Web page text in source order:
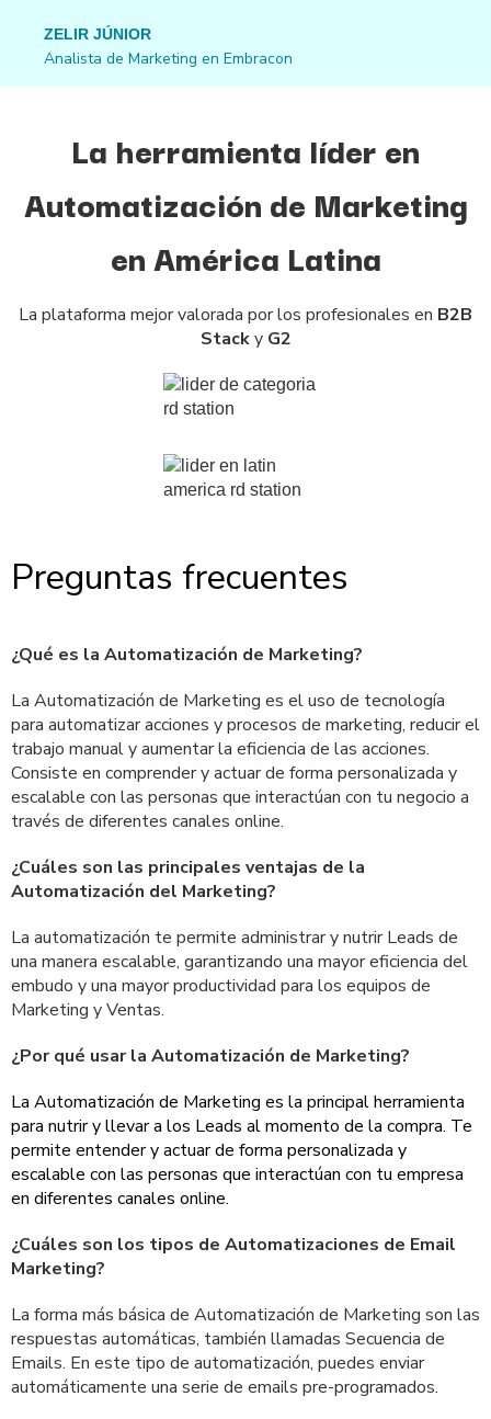
ZELIR JÚNIOR
Analista de Marketing en Embracon
La herramienta líder en
Automatización de Marketing
en América Latina
La plataforma mejor valorada por los profesionales en B2B
Stacky G2
Preguntas frecuentes
¿Qué es la Automatización de Marketing?
La Automatización de Marketing es el uso de tecnología
para automatizar acciones y procesos de marketing, reducir el
trabajo manual y aumentar la eficiencia de las acciones.
Consiste en comprender y actuar de forma personalizada y
escalable con las personas que interactúan con tu negocio a
través de diferentes canales online.
¿Cuáles son las principales ventajas de la
Automatización del Marketing?
La automatización te permite administrar y nutrir Leads de
una manera escalable, garantizando una mayor eficiencia del
embudo y una mayor productividad para los equipos de
Marketing y Ventas.
¿Por qué usar la Automatización de Marketing?
La Automatización de Marketing es la principal herramienta
para nutrir y llevar a los Leads al momento de la compra. Te
permite entender y actuar de forma personalizada y
escalable con las personas que interactúan con tu empresa
en diferentes canales online.
¿Cuáles son los tipos de Automatizaciones de Email
Marketing?
La forma más básica de Automatización de Marketing son las
respuestas automáticas, también llamadas Secuencia de
Emails. En este tipo de automatización, puedes enviar
automáticamente una serie de emails pre-programados.